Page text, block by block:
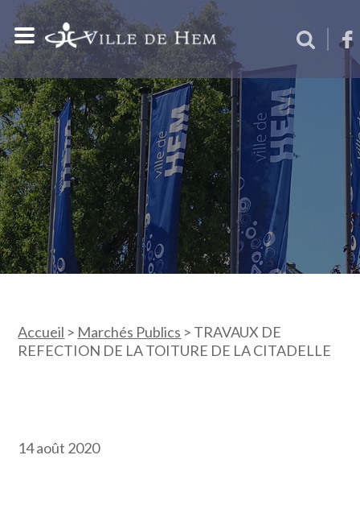
Accueil > Marchés Publics > TRAVAUX DE
REFECTION DE LA TOITURE DE LA CITADELLE
14 août 2020